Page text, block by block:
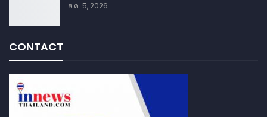
ส.ค. 5, 2026
CONTACT